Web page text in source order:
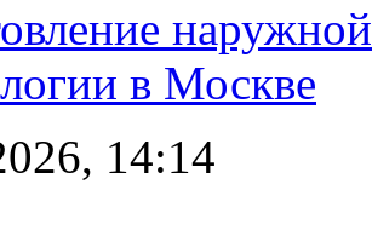
в Москве
14:14